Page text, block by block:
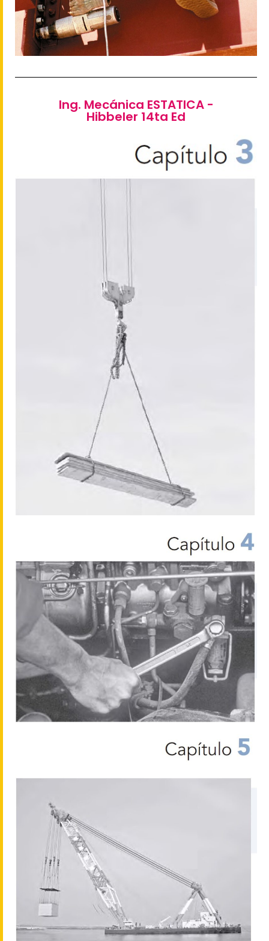
Ing. Mecánica ESTATICA -
Hibbeler 14ta Ed